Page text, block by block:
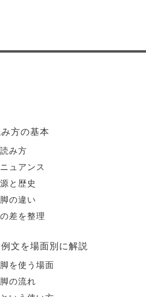
方の基本
み方
ュアンス
と歴史
の違い
差を整理
文を場面別に解説
を使う場面
の流れ